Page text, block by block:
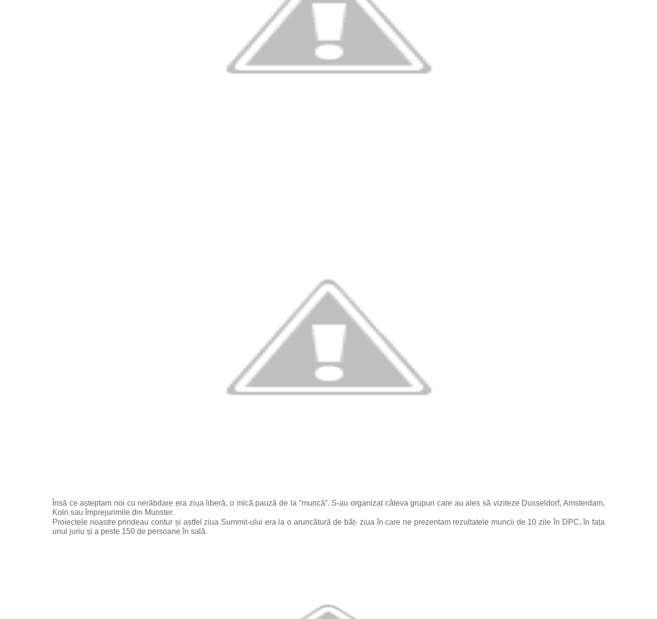
Însă ce așteptam noi cu nerăbdare era ziua liberă, o mică pauză de la “muncă”. S-au organizat câteva grupuri care au ales să viziteze Dusseldorf, Amsterdam,
Koln sau împrejurimile din Munster.
Proiectele noastre prindeau contur și astfel ziua Summit-ului era la o aruncătură de băț- ziua în care ne prezentam rezultatele muncii de 10 zile în DPC, în fața
unui juriu și a peste 150 de persoane în sală.